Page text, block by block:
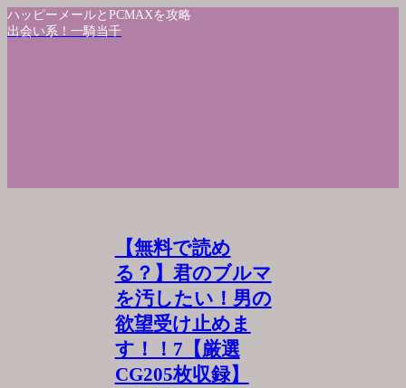
ハッピーメールとPCMAXを攻略
出会い系！一騎当千
【無料で読め
る？】君のブルマ
を汚したい！男の
欲望受け止めま
す！！7【厳選
CG205枚収録】